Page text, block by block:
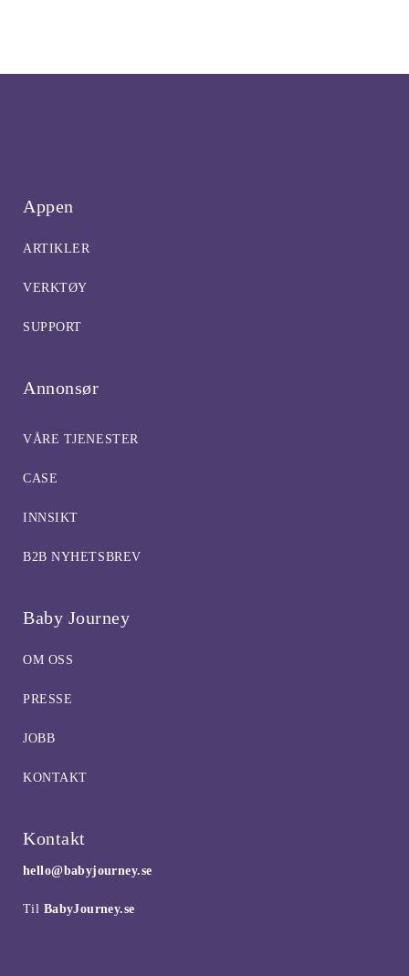
Appen
ARTIKLER
VERKTØY
SUPPORT
Annonsør
VÅRE TJENESTER
CASE
INNSIKT
B2B NYHETSBREV
Baby Journey
OM OSS
PRESSE
JOBB
KONTAKT
Kontakt
hello@babyjourney.se
Til BabyJourney.se